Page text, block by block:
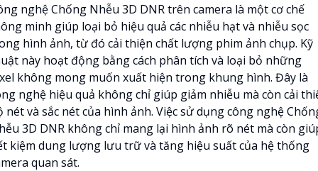
nghệ Chống Nhễu 3D DNR trên camera là một cơ chế
minh giúp loại bỏ hiệu quả các nhiễu hạt và nhiễu sọc
hình ảnh, từ đó cải thiện chất lượng phim ảnh chụp. Kỹ
này hoạt động bằng cách phân tích và loại bỏ những
không mong muốn xuất hiện trong khung hình. Đây là
nghệ hiệu quả không chỉ giúp giảm nhiễu mà còn cải
nét và sắc nét của hình ảnh. Việc sử dụng công nghệ
3D DNR không chỉ mang lại hình ảnh rõ nét mà còn
kiệm dung lượng lưu trữ và tăng hiệu suất của hệ thống
quan sát.